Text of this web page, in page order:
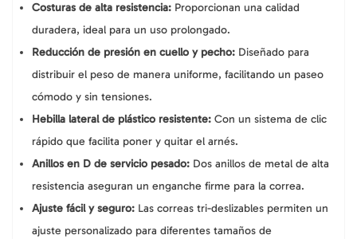
Costuras de alta resistencia: Proporcionan una calidad
duradera, ideal para un uso prolongado.
Reducción de presión en cuello y pecho: Diseñado para
distribuir el peso de manera uniforme, facilitando un paseo
cómodo y sin tensiones.
Hebilla lateral de plástico resistente: Con un sistema de clic
rápido que facilita poner y quitar el arnés.
Anillos en D de servicio pesado: Dos anillos de metal de alta
resistencia aseguran un enganche firme para la correa.
Ajuste fácil y seguro: Las correas tri-deslizables permiten un
ajuste personalizado para diferentes tamaños de